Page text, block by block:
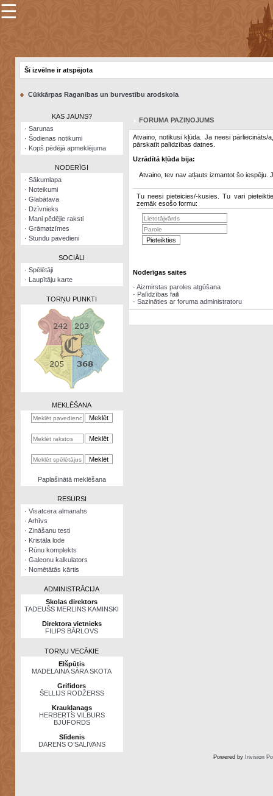
×
Šodienas
notikumi
Visatcera
almanahs
Arhīvs
Zināšanu
kalkulators
Nomētātās
☰
Šī izvēlne ir atspējota
● Cūkkārpas Raganības un burvestību arodskola
KAS JAUNS?
· Sarunas
· Šodienas notikumi
· Kopš pēdējā apmeklējuma
NODERĪGI
· Sākumlapa
· Noteikumi
· Glabātava
· Dzīvnieks
· Mani pēdējie raksti
· Grāmatzīmes
· Stundu pavedieni
SOCIĀLI
· Spēlētāji
· Laupītāju karte
TORŅU PUNKTI
MEKLĒŠANA
Paplašinātā meklēšana
RESURSI
· Visatcera almanahs
· Arhīvs
· Zināšanu testi
· Kristāla lode
· Rūnu komplekts
· Galeonu kalkulators
· Nomētātās kārtis
ADMINISTRĀCIJA
Skolas direktors
TADEUŠS MERLINS KAMINSKI
Direktora vietnieks
FILIPS BĀRLOVS
TORŅU VECĀKIE
Elšpūtis
MADELAINA SĀRA SKOTA
Grifidors
ŠELLIJS RODŽERSS
Kraukļanags
HERBERTS VILBURS
BJŪFORDS
Slīdenis
DARENS O’SALIVANS
FORUMA PAZIŅOJUMS
Atvaino, notikusi kļūda. Ja neesi pārliecināts/
pārskatīt palīdzības datnes.
Uzrādītā kļūda bija:
Atvaino, tev nav atļauts izmantot šo iespēju.
Tu neesi pieteicies/-kusies. Tu vari
zemāk esošo formu:
Noderīgas saites
· Aizmirstas paroles atgūšana
· Palīdzības faili
· Sazināties ar foruma administratoru
Powered by Invision